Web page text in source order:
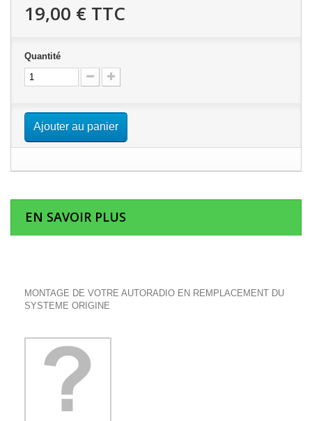
19,00 € TTC
Quantité
Ajouter au panier
EN SAVOIR PLUS
MONTAGE DE VOTRE AUTORADIO EN REMPLACEMENT DU
SYSTEME ORIGINE